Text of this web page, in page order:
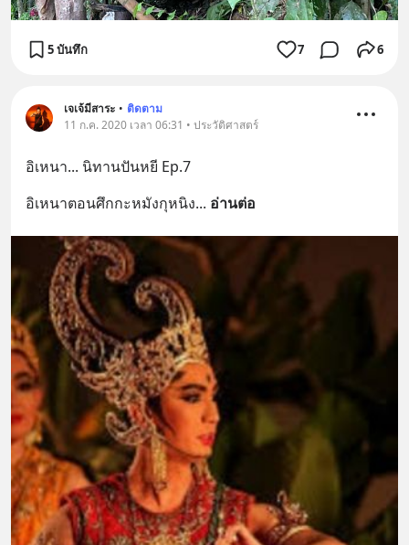
5 บันทึก 7 6
เจเจ้มีสาระ • ติดตาม
11 ก.ค. 2020 เวลา 06:31 • ประวัติศาสตร์
อิเหนา... นิทานปันหยี Ep.7
อิเหนาตอนศึกกะหมังกุหนิง... อ่านต่อ